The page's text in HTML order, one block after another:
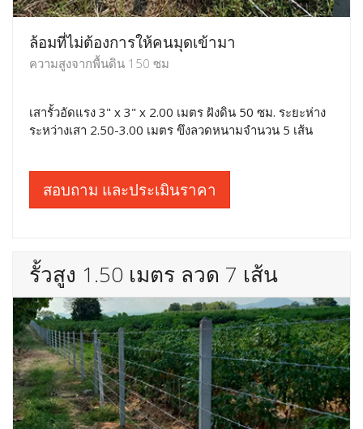
ล้อมที่ไม่ต้องการให้คนมุดเข้ามา
ความสูงจากพื้นดิน 150 ซม
เสารั้วอัดแรง 3" x 3" x 2.00 เมตร ฝังดิน 50 ซม. ระยะห่าง
ระหว่างเสา 2.50-3.00 เมตร ขึงลวดหนามจำนวน 5 เส้น
สอบถาม และประเมินราคา
รั้วสูง 1.50 เมตร ลวด 7 เส้น